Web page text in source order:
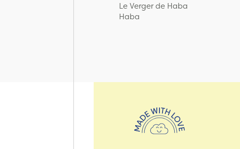
Le Verger de Haba
Haba